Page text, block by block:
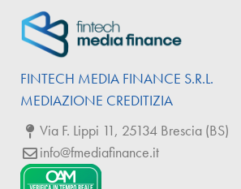
FINTECH MEDIA FINANCE S.R.L.
MEDIAZIONE CREDITIZIA
Via F. Lippi 11, 25134 Brescia (BS)
info@fmediafinance.it